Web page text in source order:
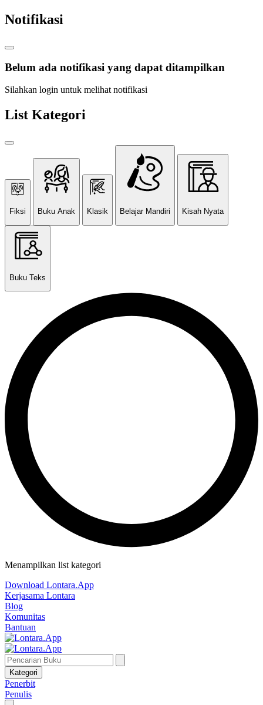
Notifikasi
Belum ada notifikasi yang dapat ditampilkan
Silahkan login untuk melihat notifikasi
List Kategori
Fiksi Buku Anak Klasik Belajar Mandiri Kisah Nyata
Buku Teks
Menampilkan list kategori
Download Lontara.App
Kerjasama Lontara
Blog
Komunitas
Bantuan
Kategori
Penerbit
Penulis